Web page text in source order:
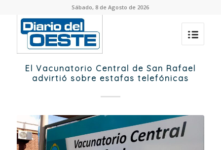
Sábado, 8 de Agosto de 2026
El Vacunatorio Central de San Rafael
advirtió sobre estafas telefónicas